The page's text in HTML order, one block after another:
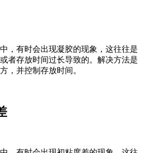
有时会出现凝胶的现象，这往往是
者存放时间过长导致的。解决方法是
，并控制存放时间。